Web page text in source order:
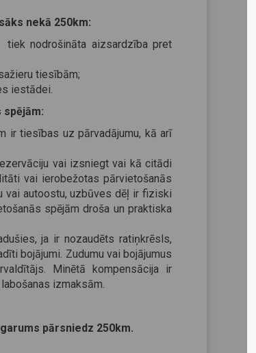
nekā 250km:
tiek nodrošināta aizsardzība pret
tiesībām;
iestādei.
ir tiesības uz pārvadājumu, kā arī
vai izsniegt vai kā citādi
vai ierobežotas pārvietošanās
vai autoostu, uzbūves dēļ ir fiziski
spējām droša un praktiska
ja ir nozaudēts ratiņkrēsls,
bojājumi. Zudumu vai bojājumus
Minētā kompensācija ir
izmaksām.
pārsniedz 250km.